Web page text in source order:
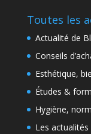
Toutes les
Actualité de
Conseils
Esthétique,
Études &
Hygiène,
Les